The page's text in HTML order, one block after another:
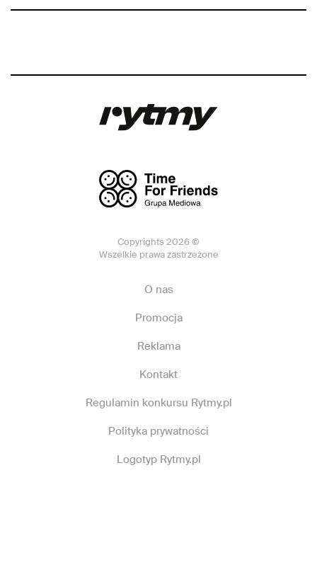
Copyrights 2026 ©
Wszelkie prawa zastrzeżone
O nas
Promocja
Reklama
Kontakt
Regulamin konkursu Rytmy.pl
Polityka prywatności
Logotyp Rytmy.pl